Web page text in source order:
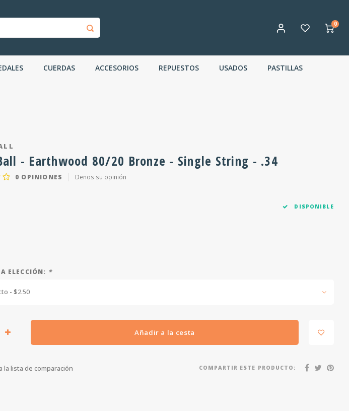
0
CUERDAS ACCESORIOS REPUESTOS USADOS PASTILLAS
- Earthwood 80/20 Bronze - Single String - .34
0 OPINIONES Denos su opinión
DISPONIBLE
ELECCIÓN: *
- $2.50
Añadir a la cesta
la lista de comparación COMPARTIR ESTE PRODUCTO: